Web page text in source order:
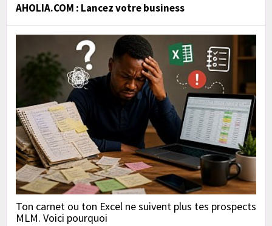
AHOLIA.COM : Lancez votre business
Ton carnet ou ton Excel ne suivent plus tes prospects
MLM. Voici pourquoi